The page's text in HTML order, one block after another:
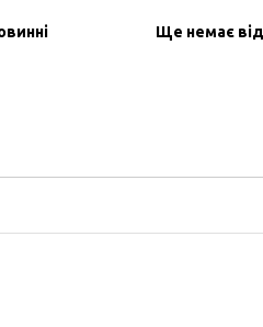
Ще немає